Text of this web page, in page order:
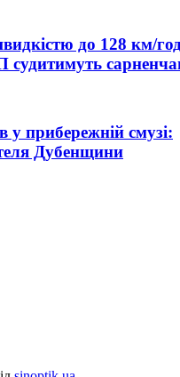
до 128 км/
судитимуть
у прибережній смузі:
Дубенщини